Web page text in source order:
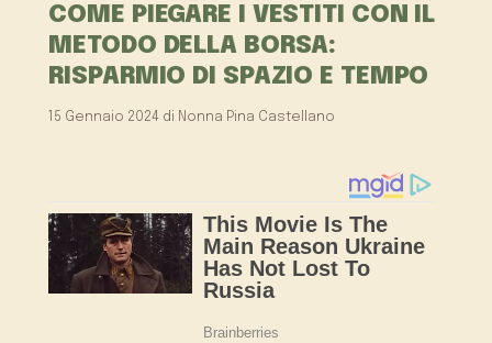
COME PIEGARE I VESTITI CON IL
METODO DELLA BORSA:
RISPARMIO DI SPAZIO E TEMPO
15 Gennaio 2024 di Nonna Pina Castellano